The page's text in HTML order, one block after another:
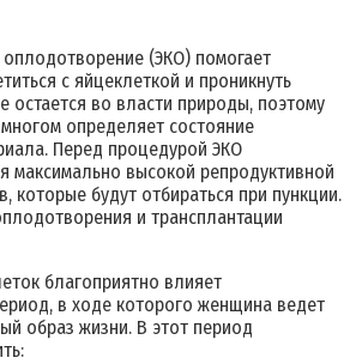
(ЭКО) помогает
с яйцеклеткой и проникнуть
остается во власти природы, поэтому
определяет состояние
Перед процедурой ЭКО
максимально высокой репродуктивной
которые будут отбираться при пункции.
и трансплантации
благоприятно влияет
в ходе которого женщина ведет
образ жизни. В этот период